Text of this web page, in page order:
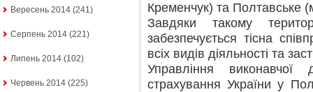
Вересень 2014 (241)
Серпень 2014 (221)
Липень 2014 (102)
Червень 2014 (225)
Кременчук) та Полтавське
Завдяки такому
забезпечується тісна
всіх видів діяльності та
Управління виконавчої
страхування України у